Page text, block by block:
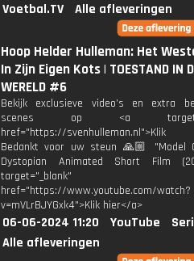
Voetbal.TV
Alle afleveringen
Hoop Helder Hulleman: Het
In Zijn Eigen Kots | TOESTAND IN
WERELD #6
Bekijk exclusieve video’s en extra
scenes op <a
href="https://svenhulleman.nl">Klik
Bedankt voor uw steun 🙏🏼 "Model
Dystopian Animated Short Film
target="_blank"
href="https://www.youtube.com/watch?
v=mVLrBJYGxk4">Klik hier</a>
06-06-2024 11:20 YouTube
Alle afleveringen